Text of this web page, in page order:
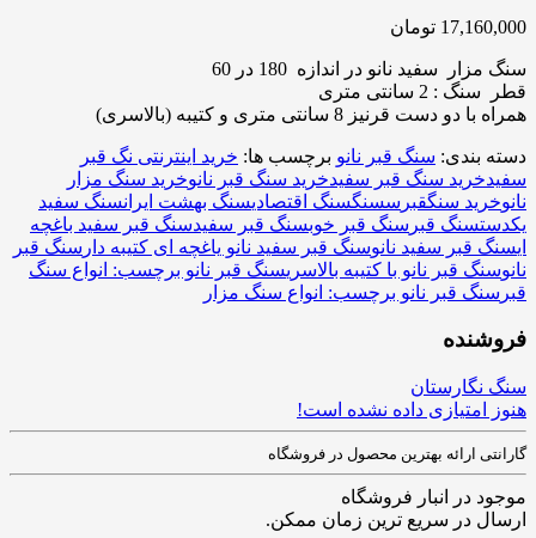
17,160,000 تومان
سنگ مزار سفید نانو در اندازه 180 در 60
قطر سنگ : 2 سانتی متری
همراه با دو دست قرنیز 8 سانتی متری و کتیبه (بالاسری)
دسته بندی: سنگ قبر نانو برچسب ها: خرید اینترنتی نگ قبر
سفیدخرید سنگ قبر سفیدخرید سنگ قبر نانوخرید سنگ مزار
نانوخرید سنگقبر سسنگسنگ اقتصادیسنگ بهشت ایرانسنگ سفید
یکدستسنگ قبر سنگ قبر خوبسنگ قبر سفیدسنگ قبر سفید باغچه
ایسنگ قبر سفید نانوسنگ قبر سفید نانو یاغچه ای کتیبه دار سنگ قبر
نانوسنگ قبر نانو با کتیبه بالاسریسنگ قبر نانو برچسب: انواع سنگ
قبر سنگ قبر نانو برچسب: انواع سنگ مزار
فروشنده
سنگ نگارستان
هنوز امتیازی داده نشده است!
گارانتی ارائه بهترین محصول در فروشگاه
موجود در انبار فروشگاه
ارسال در سریع ترین زمان ممکن.